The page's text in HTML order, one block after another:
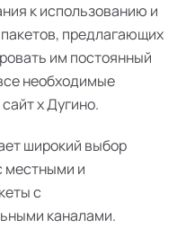
к использованию и
предлагающих
им постоянный
необходимые
х Дугино.
широкий выбор
местными и
с
каналами.